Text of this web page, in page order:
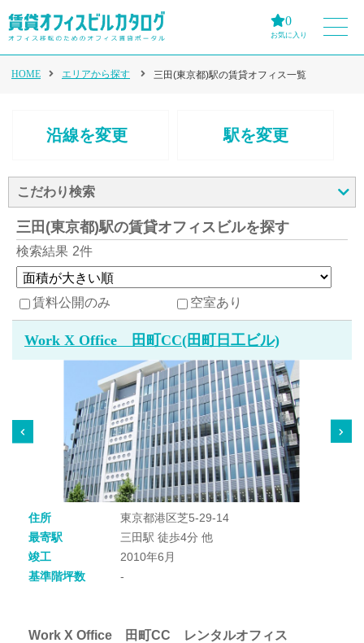
0
お気に入り
HOME エリアから探す 三田(東京都)駅の賃貸オフィス一覧
沿線を変更 駅を変更
こだわり検索
三田(東京都)駅の賃貸オフィスビルを探す
検索結果 2件
賃料公開のみ 空室あり
Work X Office 田町CC(田町日工ビル)
住所
東京都港区芝5-29-14
最寄駅
三田駅 徒歩4分 他
竣工
2010年6月
基準階坪数
-
Work X Office 田町CC レンタルオフィス